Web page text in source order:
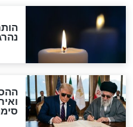
הסדר בבית:
עוגן של
פסח המורכב